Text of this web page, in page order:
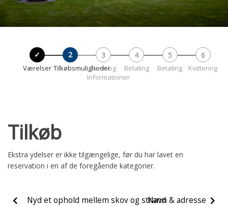
Værelser Tilkøbsmuligheder
Navn og
Informationer
Betaling Betaling Kvittering
Tilkøb
Ekstra ydelser er ikke tilgængelige, før du har lavet en
reservation i en af de foregående kategorier.
Nyd et ophold mellem skov og strandNavn & adresse